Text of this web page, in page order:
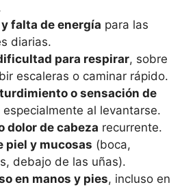
falta de energía para las
diarias.
para respirar, sobre
escaleras o caminar rápido.
o sensación de
especialmente al levantarse.
dolor de cabeza recurrente.
piel y mucosas (boca,
debajo de las uñas).
en manos y pies, incluso en